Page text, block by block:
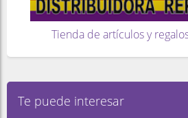
Tienda de artículos y
Te puede interesar